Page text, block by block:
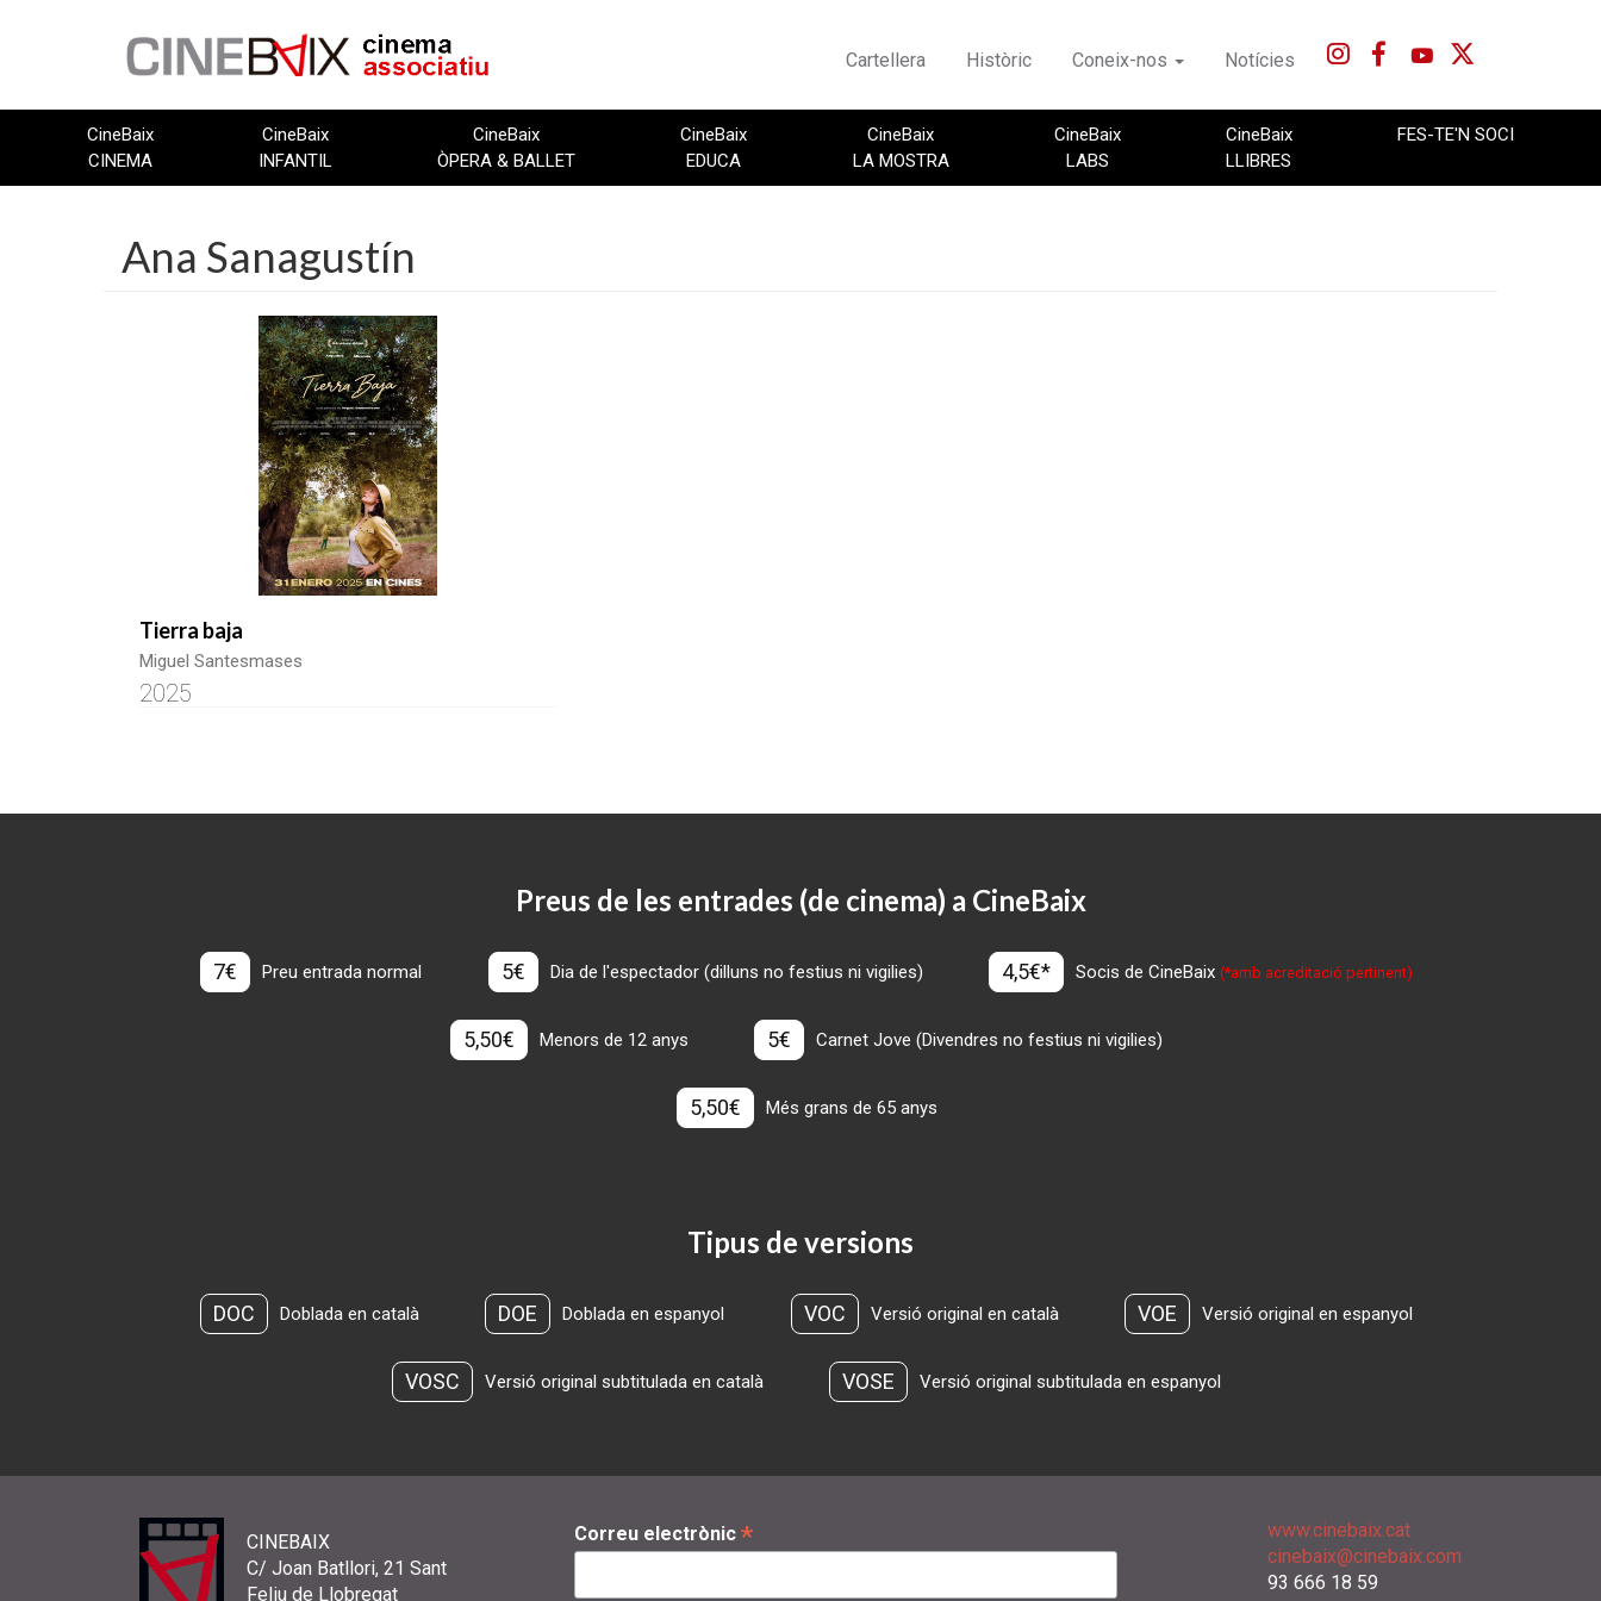
Cartellera Històric Coneix-nos Notícies
CineBaix
CINEMA
CineBaix
INFANTIL
CineBaix
ÒPERA & BALLET
CineBaix
EDUCA
CineBaix
LA MOSTRA
CineBaix
LABS
CineBaix
LLIBRES
FES-TE'N SOCI
Ana Sanagustín
Tierra baja
Miguel Santesmases
2025
Preus de les entrades (de cinema) a CineBaix
7€ Preu entrada normal 5€ Dia de l'espectador (dilluns no festius ni vigilies) 4,5€* Socis de CineBaix(*amb acreditació pertinent)
5,50€ Menors de 12 anys 5€ Carnet Jove (Divendres no festius ni vigilies)
5,50€ Més grans de 65 anys
Tipus de versions
DOC Doblada en català DOE Doblada en espanyol VOC Versió original en català VOE Versió original en espanyol
VOSC Versió original subtitulada en català VOSE Versió original subtitulada en espanyol
CINEBAIX
C/ Joan Batllori, 21 Sant
Feliu de Llobregat
Correu electrònic *
www.cinebaix.cat
cinebaix@cinebaix.com
93 666 18 59